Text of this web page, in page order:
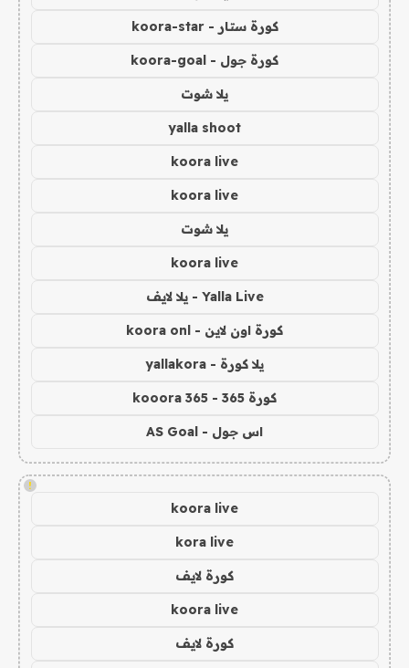
كورة ستار - koora-star
كورة جول - koora-goal
يلا شوت
yalla shoot
koora live
koora live
يلا شوت
koora live
Yalla Live - يلا لايف
كورة اون لاين - koora onl
يلا كورة - yallakora
كورة 365 - kooora 365
اس جول - AS Goal
!
koora live
kora live
كورة لايف
koora live
كورة لايف